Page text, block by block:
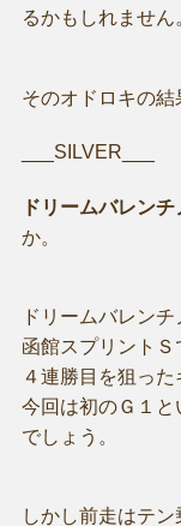
るかもしれません
そのオドロキの結
___SILVER___
ドリームバレンチ
か。
ドリームバレン
函館スプリントＳ
４連勝目を狙った
今回は初のＧ１と
でしょう。
しかし前走はテン